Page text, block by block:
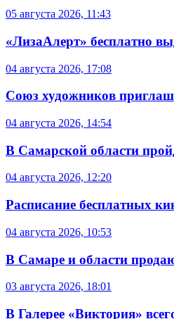
05 августа 2026, 11:43
«ЛизаАлерт» бесплатно
04 августа 2026, 17:08
Союз художников
04 августа 2026, 14:54
В Самарской области
04 августа 2026, 12:20
Расписание бесплатных
04 августа 2026, 10:53
В Самаре и области
03 августа 2026, 18:01
В Галерее «Виктория»